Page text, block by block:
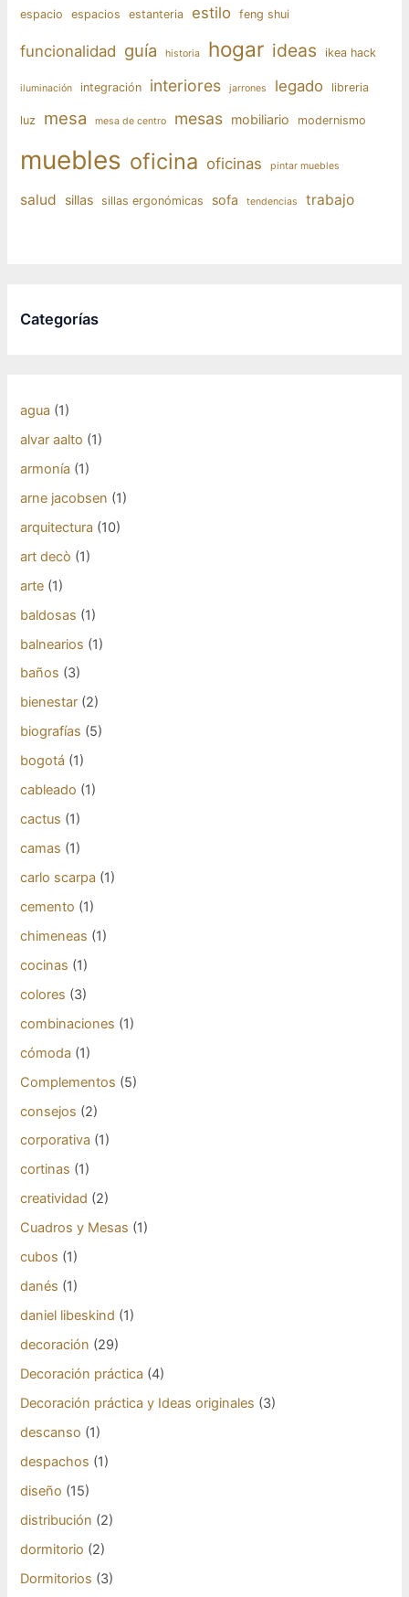
espacio espacios estanteria estilo feng shui
funcionalidad guía historia hogar ideas ikea hack
iluminación integración interiores jarrones legado libreria
luz mesa mesa de centro mesas mobiliario modernismo
muebles oficina oficinas pintar muebles
salud sillas sillas ergonómicas sofa tendencias trabajo
Categorías
agua (1)
alvar aalto (1)
armonía (1)
arne jacobsen (1)
arquitectura (10)
art decò (1)
arte (1)
baldosas (1)
balnearios (1)
baños (3)
bienestar (2)
biografías (5)
bogotá (1)
cableado (1)
cactus (1)
camas (1)
carlo scarpa (1)
cemento (1)
chimeneas (1)
cocinas (1)
colores (3)
combinaciones (1)
cómoda (1)
Complementos (5)
consejos (2)
corporativa (1)
cortinas (1)
creatividad (2)
Cuadros y Mesas (1)
cubos (1)
danés (1)
daniel libeskind (1)
decoración (29)
Decoración práctica (4)
Decoración práctica y Ideas originales (3)
descanso (1)
despachos (1)
diseño (15)
distribución (2)
dormitorio (2)
Dormitorios (3)